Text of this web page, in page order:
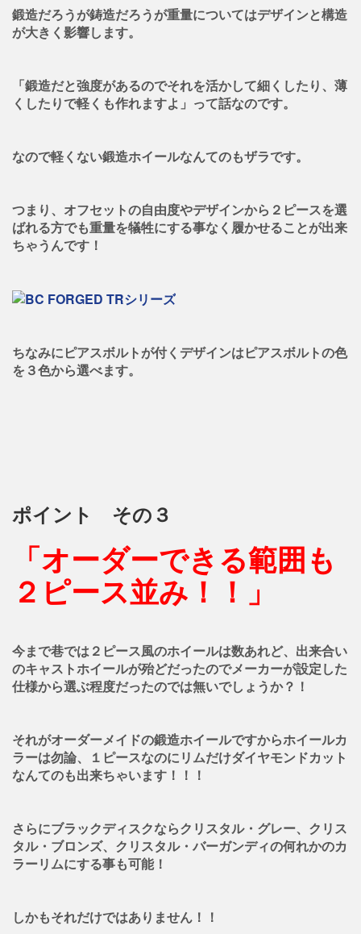
鍛造だろうが鋳造だろうが重量についてはデザインと構造
が大きく影響します。
「鍛造だと強度があるのでそれを活かして細くしたり、薄
くしたりで軽くも作れますよ」って話なのです。
なので軽くない鍛造ホイールなんてのもザラです。
つまり、オフセットの自由度やデザインから２ピースを選
ばれる方でも重量を犠牲にする事なく履かせることが出来
ちゃうんです！
ちなみにピアスボルトが付くデザインはピアスボルトの色
を３色から選べます。
ポイント その３
「オーダーできる範囲も
２ピース並み！！」
今まで巷では２ピース風のホイールは数あれど、出来合い
のキャストホイールが殆どだったのでメーカーが設定した
仕様から選ぶ程度だったのでは無いでしょうか？！
それがオーダーメイドの鍛造ホイールですからホイールカ
ラーは勿論、１ピースなのにリムだけダイヤモンドカット
なんてのも出来ちゃいます！！！
さらにブラックディスクならクリスタル・グレー、クリス
タル・ブロンズ、クリスタル・バーガンディの何れかのカ
ラーリムにする事も可能！
しかもそれだけではありません！！